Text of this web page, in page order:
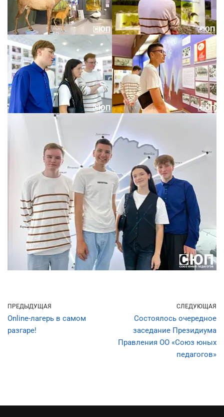
ПРЕДЫДУЩАЯ
Online-лагерь в самом
разгаре!
СЛЕДУЮЩАЯ
Состоялось очередное
заседание Президиума
Правления ОО «Союз юных
педагогов»